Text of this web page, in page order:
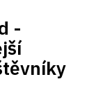
-